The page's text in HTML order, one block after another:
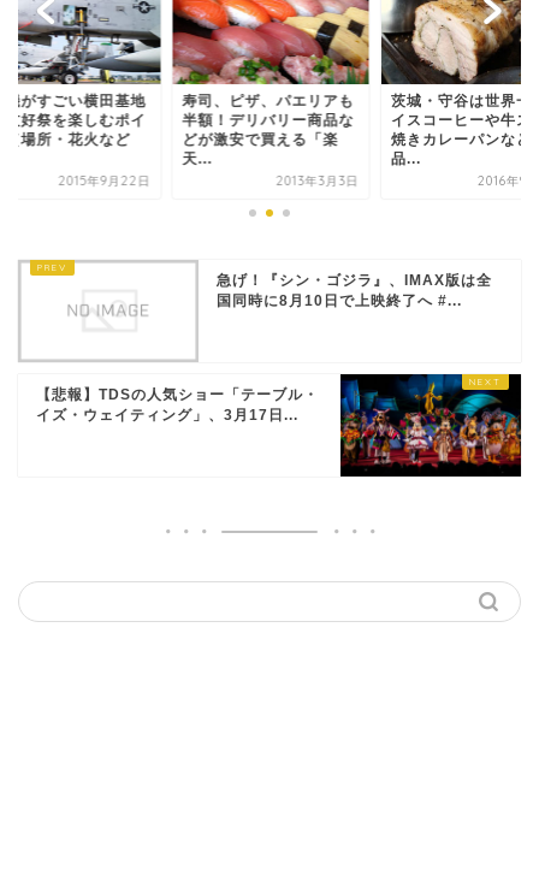
機がすごい横田基地
友好祭を楽しむポイ
（場所・花火など
2015年9月22日
寿司、ピザ、パエリアも
半額！デリバリー商品な
どが激安で買える「楽
天...
2013年3月3日
茨城・守谷は世界一
イスコーヒーや牛ス
焼きカレーパンなど
品...
2016年9
急げ！『シン・ゴジラ』、IMAX版は全
国同時に8月10日で上映終了へ #...
【悲報】TDSの人気ショー「テーブル・
イズ・ウェイティング」、3月17日...